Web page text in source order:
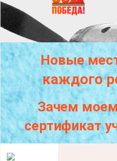
Новые
каждого
Зачем
сертификат